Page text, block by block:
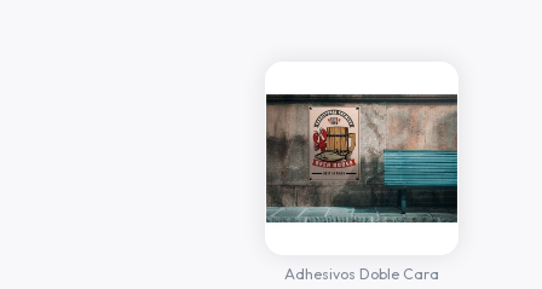
Adhesivos Doble Cara